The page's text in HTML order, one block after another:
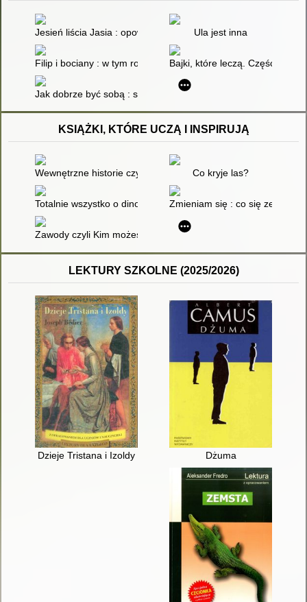
Jesień liścia Jasia : opowieść o życiu dla małych i dużych
Ula jest inna
Filip i bociany : w tym roku wiosny nie będzie!
Bajki, które leczą. Część 1
Jak dobrze być sobą : słów kilka o poczuciu własnej wartości
KSIĄŻKI, KTÓRE UCZĄ I INSPIRUJĄ
Wewnętrzne historie czyli Ciało od podszewki
Co kryje las?
Totalnie wszystko o dinozaurach i innych prehistorycznych
Zmieniam się : co się ze mną
Zawody czyli Kim możesz zostać
LEKTURY SZKOLNE (2025/2026)
Dzieje Tristana i Izoldy Dżuma